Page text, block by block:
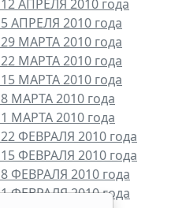
АПРЕЛЯ 2010 года
АПРЕЛЯ 2010 года
МАРТА 2010 года
МАРТА 2010 года
МАРТА 2010 года
МАРТА 2010 года
МАРТА 2010 года
ФЕВРАЛЯ 2010 года
ФЕВРАЛЯ 2010 года
ФЕВРАЛЯ 2010 года
ФЕВРАЛЯ 2010 года